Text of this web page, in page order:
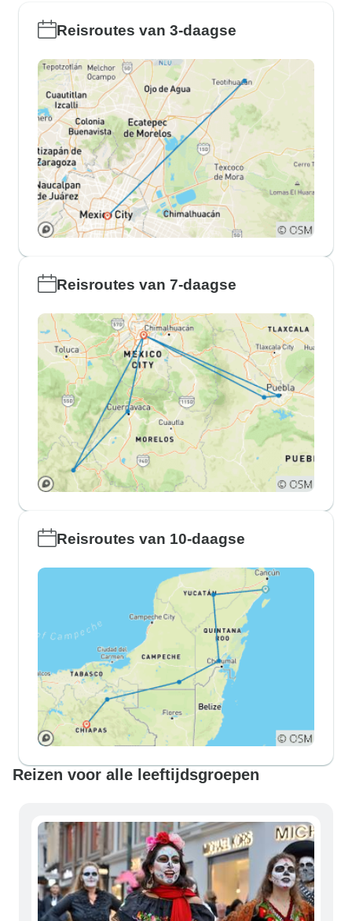
Reisroutes van 3-daagse
Reisroutes van 7-daagse
Reisroutes van 10-daagse
Reizen voor alle leeftijdsgroepen